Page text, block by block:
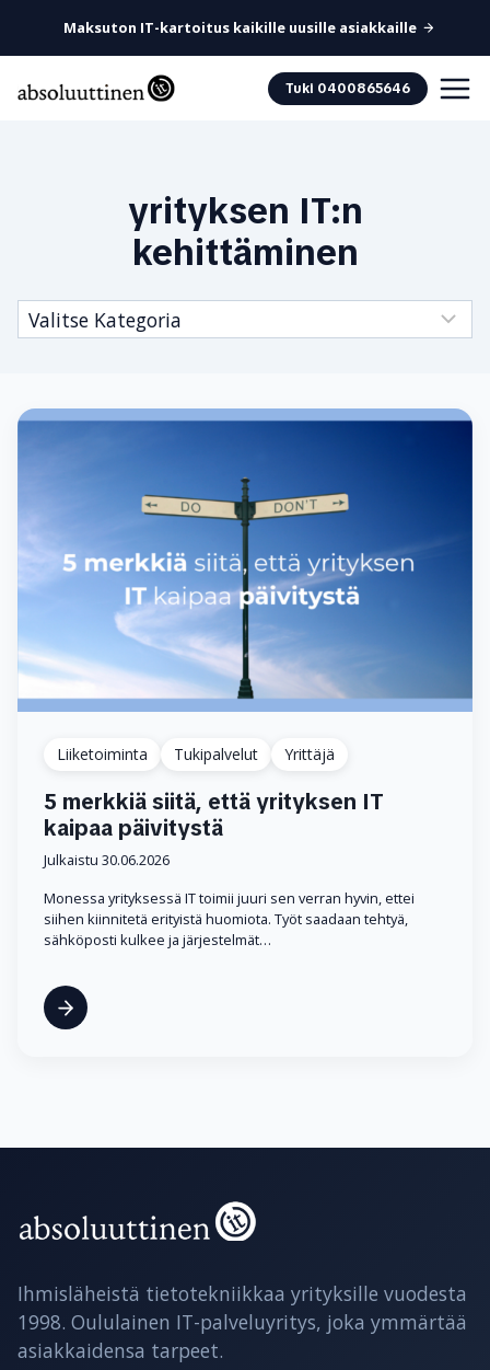
Maksuton IT-kartoitus kaikille uusille asiakkaille
sisältöön
Tuki 0400865646
yrityksen IT:n
kehittäminen
Kategoriat
Liiketoiminta Tukipalvelut Yrittäjä
5 merkkiä siitä, että yrityksen IT
kaipaa päivitystä
Julkaistu 30.06.2026
Monessa yrityksessä IT toimii juuri sen verran hyvin, ettei
siihen kiinnitetä erityistä huomiota. Työt saadaan tehtyä,
sähköposti kulkee ja järjestelmät…
Ihmisläheistä tietotekniikkaa yrityksille vuodesta
1998. Oululainen IT-palveluyritys, joka ymmärtää
asiakkaidensa tarpeet.